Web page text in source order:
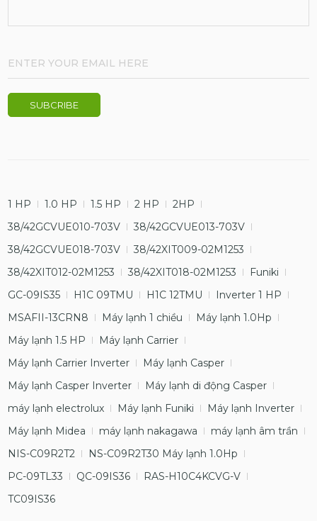
1 HP 1.0 HP 1.5 HP 2 HP
2HP
38/42GCVUE010-703V
38/42GCVUE013-703V
38/42GCVUE018-703V
38/42XIT009-02M1253
38/42XIT012-02M1253
38/42XIT018-02M1253
Funiki
GC-09IS35
H1C 09TMU H1C 12TMU
Inverter 1 HP
MSAFII-13CRN8
Máy lạnh 1 chiều
Máy lạnh 1.0Hp
Máy lạnh 1.5 HP
Máy lạnh Carrier
Máy lạnh Carrier Inverter
Máy lạnh Casper
Máy lạnh Casper Inverter
Máy lạnh di động Casper
máy lạnh electrolux
Máy lạnh Funiki
Máy lạnh Inverter
Máy lạnh Midea
máy lạnh nakagawa
máy lạnh âm trần
NIS-C09R2T2
NS-C09R2T30 Máy lạnh 1.0Hp
PC-09TL33
QC-09IS36
RAS-H10C4KCVG-V
TC09IS36